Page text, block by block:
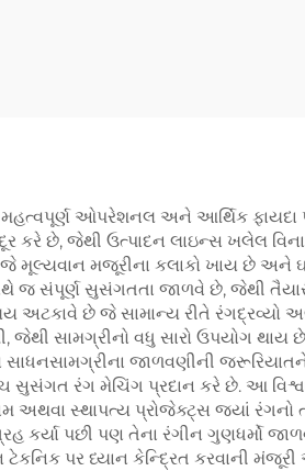
મહત્વપૂર્ણ ઓપરેશનલ અને આર્થિક ફાયદા
કરે છે, જેથી ઉત્પાદન લાઇન્સ ખલેલ
મૂલ્યવાન મજૂરીના કલાકો ખાય છે અને
જ સંપૂર્ણ સુસંગતતા જાળવે છે, જેથી
અટકાવે છે જે સામાન્ય રીતે રંગદ્રવ્યો
સામગ્રીનો વધુ સારો ઉપયોગ થાય
જાળવણીની
સુસંગત રંગ મેચિંગ પ્રદાન કરે છે. આ
સ્થાપત્ય પ્રોજેક્ટ્સ જ્યાં રંગનો
કર્યા પછી પણ તેના રંગીન ગુણધર્મો
ટેકનિક પર ધ્યાન કેન્દ્રિત કરવાની